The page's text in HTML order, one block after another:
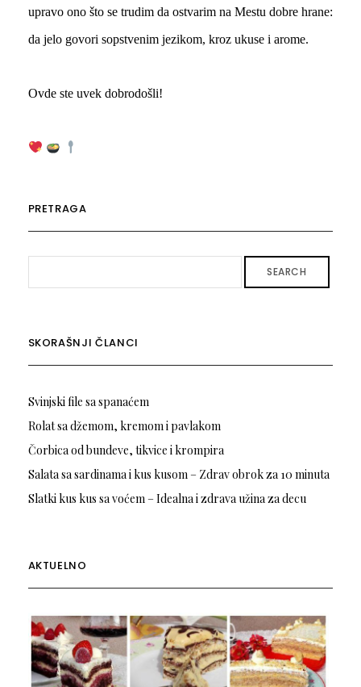
upravo ono što se trudim da ostvarim na Mestu dobre hrane:
da jelo govori sopstvenim jezikom, kroz ukuse i arome.
Ovde ste uvek dobrodošli!
PRETRAGA
SEARCH
SKORAŠNJI ČLANCI
Svinjski file sa spanaćem
Rolat sa džemom, kremom i pavlakom
Čorbica od bundeve, tikvice i krompira
Salata sa sardinama i kus kusom – Zdrav obrok za 10 minuta
Slatki kus kus sa voćem – Idealna i zdrava užina za decu
AKTUELNO